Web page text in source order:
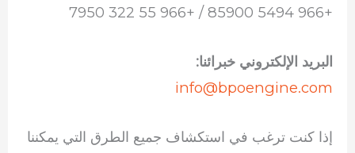
+966 5494 85900 / +966 55 322 7950
البريد الإلكتروني خبرائنا:
info@bpoengine.com
إذا كنت ترغب في استكشاف جميع الطرق التي يمكننا